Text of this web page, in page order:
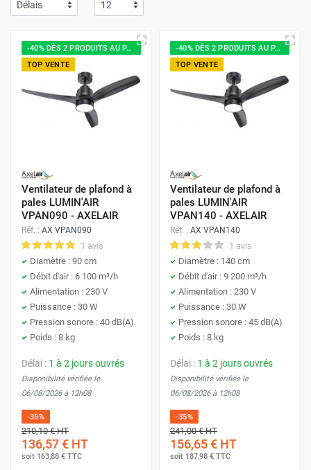
-40% DÈS 2 PRODUITS AU PANIER
TOP VENTE
Ventilateur de plafond à
pales LUMIN'AIR
VPAN090 - AXELAIR
Réf. : AX VPAN090
1 avis
Diamètre : 90 cm
Débit d'air : 6 100 m³/h
Alimentation : 230 V
Puissance : 30 W
Pression sonore : 40 dB(A)
Poids : 8 kg
Délai : 1 à 2 jours ouvrés
Disponibilité vérifiée le
06/08/2026 à 12h08
-35%
210,10 €HT
136,57 € HT
soit 163,88 € TTC
-40% DÈS 2 PRODUITS AU PANIER
TOP VENTE
Ventilateur de plafond à
pales LUMIN'AIR
VPAN140 - AXELAIR
Réf. : AX VPAN140
1 avis
Diamètre : 140 cm
Débit d'air : 9 200 m³/h
Alimentation : 230 V
Puissance : 30 W
Pression sonore : 45 dB(A)
Poids : 8 kg
Délai : 1 à 2 jours ouvrés
Disponibilité vérifiée le
06/08/2026 à 12h08
-35%
241,00 €HT
156,65 € HT
soit 187,98 € TTC